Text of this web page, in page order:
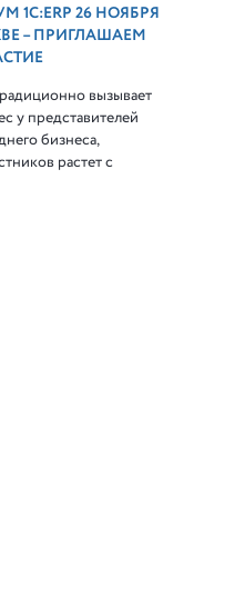
1С:ERP 26 НОЯБРЯ
– ПРИГЛАШАЕМ
вызывает
у представителей
бизнеса,
растет с